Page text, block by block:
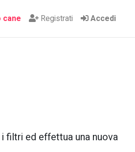
cane Registrati Accedi
filtri ed effettua una nuova